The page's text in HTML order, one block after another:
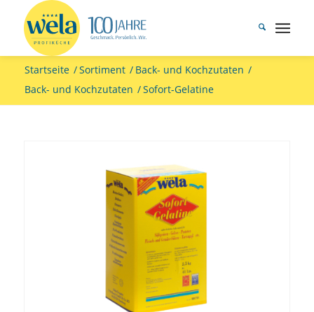
Startseite /Sortiment / Back- und Kochzutaten /
Back- und Kochzutaten /Sofort-Gelatine